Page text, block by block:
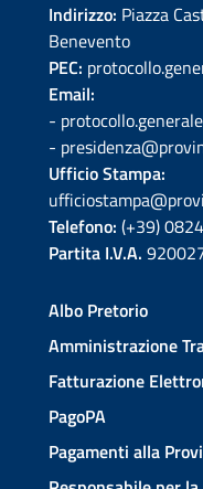
Indirizzo: Piazza
Benevento
PEC:
Email:
-
-
Ufficio Stampa:
Telefono: (+39)
Partita I.V.A.
Albo Pretorio
Amministrazione
Fatturazione
PagoPA
Pagamenti alla